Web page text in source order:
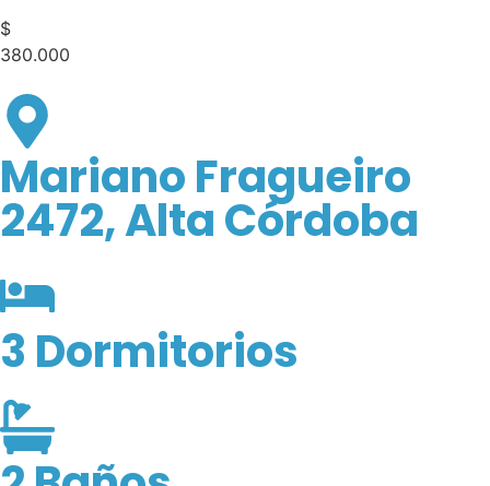
$
380.000
Mariano Fragueiro
2472, Alta Córdoba
3 Dormitorios